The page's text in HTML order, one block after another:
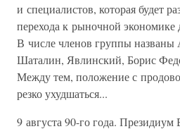
и специалистов, которая будет
перехода к рыночной экономике
В числе членов группы названы
Шаталин, Явлинский, Борис
Между тем, положение с
резко ухудшаться...
9 августа 90-го года.